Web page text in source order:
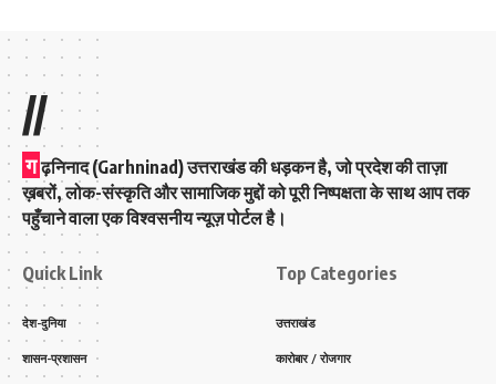
//
ग ढ़निनाद (Garhninad) उत्तराखंड की धड़कन है, जो प्रदेश की ताज़ा
ख़बरों, लोक-संस्कृति और सामाजिक मुद्दों को पूरी निष्पक्षता के साथ आप तक
पहुँचाने वाला एक विश्वसनीय न्यूज़ पोर्टल है।
Quick Link
देश-दुनिया
शासन-प्रशासन
Top Categories
उत्तराखंड
कारोबार / रोजगार